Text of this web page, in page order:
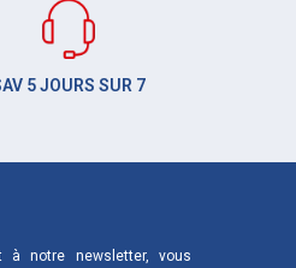
5 JOURS SUR 7
à notre newsletter, vous